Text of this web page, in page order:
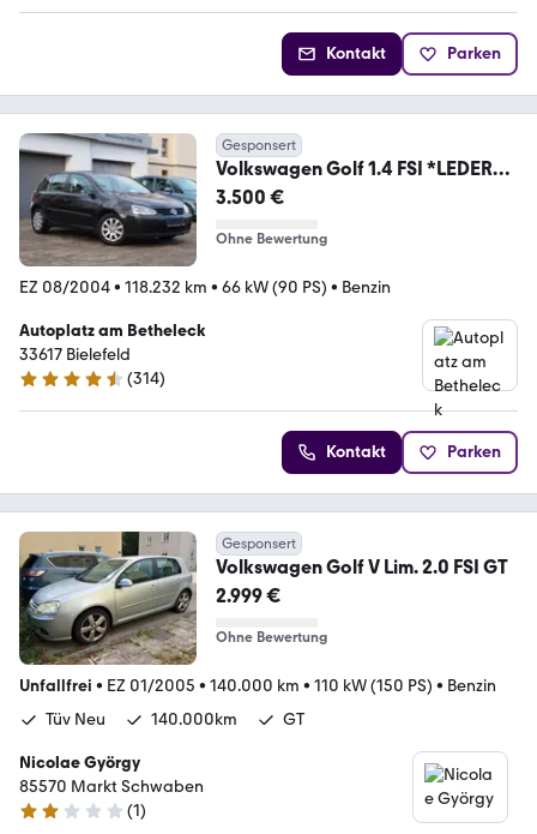
Kontakt Parken
Gesponsert
Volkswagen Golf 1.4 FSI *LEDER
*KLIMA *SITZHEIZUNG
3.500 €
Ohne Bewertung
EZ 08/2004• 118.232 km • 66 kW (90 PS) • Benzin
Autoplatz am Betheleck
33617 Bielefeld
4.7 Sterne
(314)
Kontakt Parken
Gesponsert
Volkswagen Golf V Lim. 2.0 FSI GT
2.999 €
Ohne Bewertung
Unfallfrei • EZ 01/2005 • 140.000 km • 110 kW (150 PS) • Benzin
Tüv Neu
140.000km GT
Nicolae György
85570 Markt Schwaben
2 Sterne
(1)